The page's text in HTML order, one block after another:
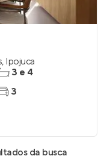
, Ipojuca
3 e 4
3
da busca